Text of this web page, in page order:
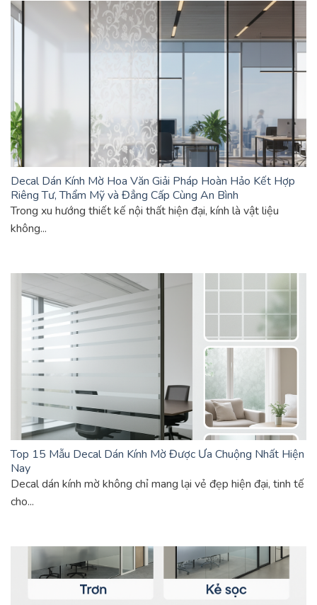
Decal Dán Kính Mờ Hoa Văn Giải Pháp Hoàn Hảo Kết Hợp
Riêng Tư, Thẩm Mỹ và Đẳng Cấp Cùng An Bình
Trong xu hướng thiết kế nội thất hiện đại, kính là vật liệu
không...
Top 15 Mẫu Decal Dán Kính Mờ Được Ưa Chuộng Nhất Hiện
Nay
Decal dán kính mờ không chỉ mang lại vẻ đẹp hiện đại, tinh tế
cho...